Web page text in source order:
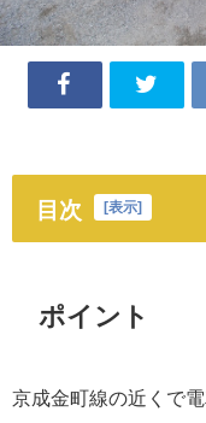
目次 [表示]
ポイント
京成金町線の近くで電